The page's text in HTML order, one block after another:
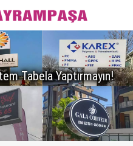
Tabela Yaptırmayın!